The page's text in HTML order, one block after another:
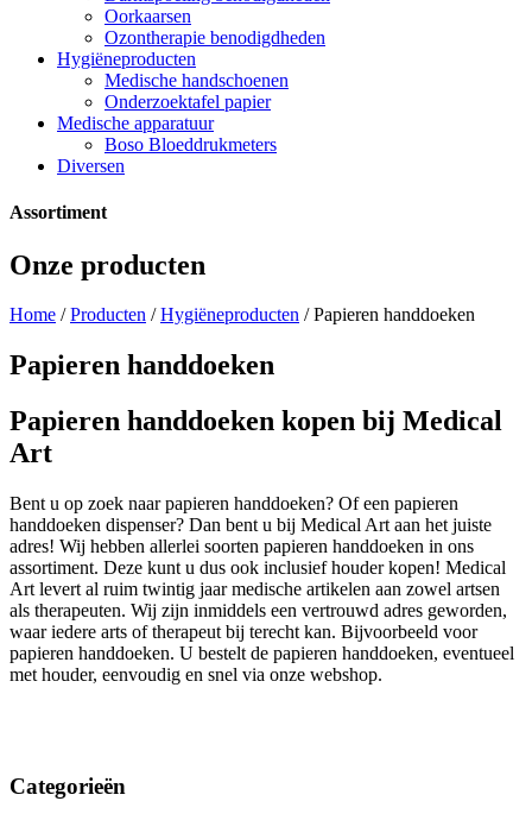
Oorkaarsen
Ozontherapie benodigdheden
Hygiëneproducten
Medische handschoenen
Onderzoektafel papier
Medische apparatuur
Boso Bloeddrukmeters
Diversen
Assortiment
Onze producten
Home /Producten /Hygiëneproducten / Papieren handdoeken
Papieren handdoeken
Papieren handdoeken kopen bij Medical
Art
Bent u op zoek naar papieren handdoeken? Of een papieren
handdoeken dispenser? Dan bent u bij Medical Art aan het juiste
adres! Wij hebben allerlei soorten papieren handdoeken in ons
assortiment. Deze kunt u dus ook inclusief houder kopen! Medical
Art levert al ruim twintig jaar medische artikelen aan zowel artsen
als therapeuten. Wij zijn inmiddels een vertrouwd adres geworden,
waar iedere arts of therapeut bij terecht kan. Bijvoorbeeld voor
papieren handdoeken. U bestelt de papieren handdoeken, eventueel
met houder, eenvoudig en snel via onze webshop.
Aanbieding
Categorieën